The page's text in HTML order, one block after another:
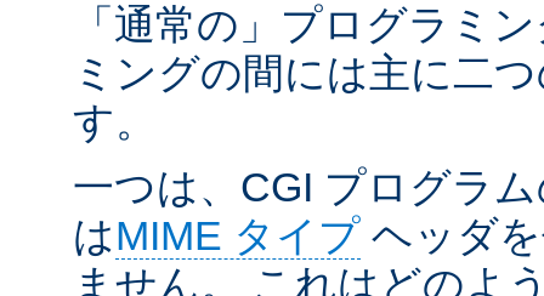
「通常の」プログラミ
ミングの間には主に二
す。
一つは、CGI プログラ
はMIME タイプ ヘッダ
ません。 これはどのよ